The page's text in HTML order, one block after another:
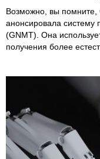
Возможно, вы помните,
анонсировала систему
(GNMT). Она
получения более